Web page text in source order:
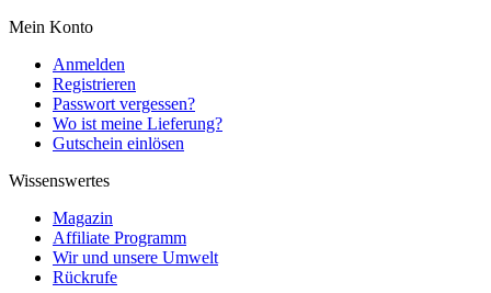
Mein Konto
Anmelden
Registrieren
Passwort vergessen?
Wo ist meine Lieferung?
Gutschein einlösen
Wissenswertes
Magazin
Affiliate Programm
Wir und unsere Umwelt
Rückrufe